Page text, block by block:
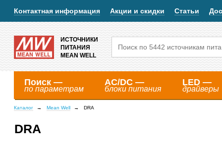
Контактная информация Акции и скидки Статьи
ИСТОЧНИКИ
ПИТАНИЯ
MEAN WELL
Поиск —
по параметрам
AC/DC —
блоки питания
LED —
драйверы
Каталог Mean Well DRA
DRA